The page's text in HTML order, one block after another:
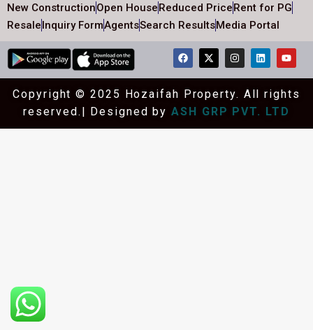
New ConstructionOpen HouseReduced PriceRent for PG
ResaleInquiry FormAgentsSearch ResultsMedia Portal
Copyright © 2025 Hozaifah Property. All rights
reserved.| Designed byASH GRP PVT. LTD